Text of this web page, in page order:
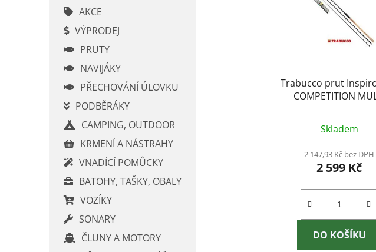
AKCE
VÝPRODEJ
PRUTY
NAVIJÁKY
PŘECHOVÁNÍ ÚLOVKU
PODBĚRÁKY
CAMPING, OUTDOOR
KRMENÍ A NÁSTRAHY
VNADÍCÍ POMŮCKY
BATOHY, TAŠKY, OBALY
VOZÍKY
SONARY
ČLUNY A MOTORY
Trabucco prut
COMPETITION
Skladem
2 147,93 Kč bez DPH
2 599 Kč
DO KOŠÍKU